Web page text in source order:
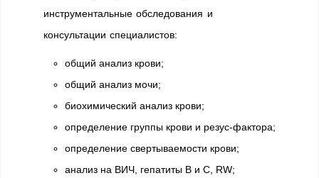
инструментальные обследования и
консультации специалистов:
общий анализ крови;
общий анализ мочи;
биохимический анализ крови;
определение группы крови и резус-фактора;
определение свертываемости крови;
анализ на ВИЧ, гепатиты В и С, RW;